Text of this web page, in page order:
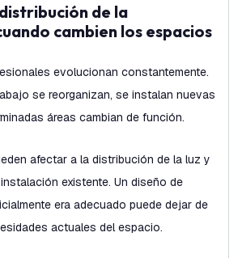
cambien los espacios
evolucionan constantemente.
se reorganizan, se instalan nuevas
áreas cambian de función.
afectar a la distribución de la luz y
existente. Un diseño de
era adecuado puede dejar de
actuales del espacio.